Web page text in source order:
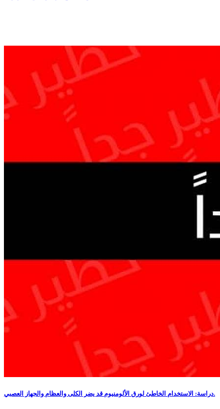
دراسة: الاستخدام الخاطئ لورق الألومنيوم قد يضر الكلى والعظام والجهاز العصبي.